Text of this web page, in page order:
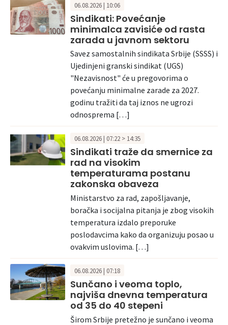
06.08.2026 | 10:06
Sindikati: Povećanje
minimalca zavisiće od rasta
zarada u javnom sektoru
Savez samostalnih sindikata Srbije (SSSS) i
Ujedinjeni granski sindikat (UGS)
"Nezavisnost" će u pregovorima o
povećanju minimalne zarade za 2027.
godinu tražiti da taj iznos ne ugrozi
odnosprema […]
06.08.2026 | 07:22 > 14:35
Sindikati traže da smernice za
rad na visokim
temperaturama postanu
zakonska obaveza
Ministarstvo za rad, zapošljavanje,
boračka i socijalna pitanja je zbog visokih
temperatura izdalo preporuke
poslodavcima kako da organizuju posao u
ovakvim uslovima. […]
06.08.2026 | 07:18
Sunčano i veoma toplo,
najviša dnevna temperatura
od 35 do 40 stepeni
Širom Srbije pretežno je sunčano i veoma